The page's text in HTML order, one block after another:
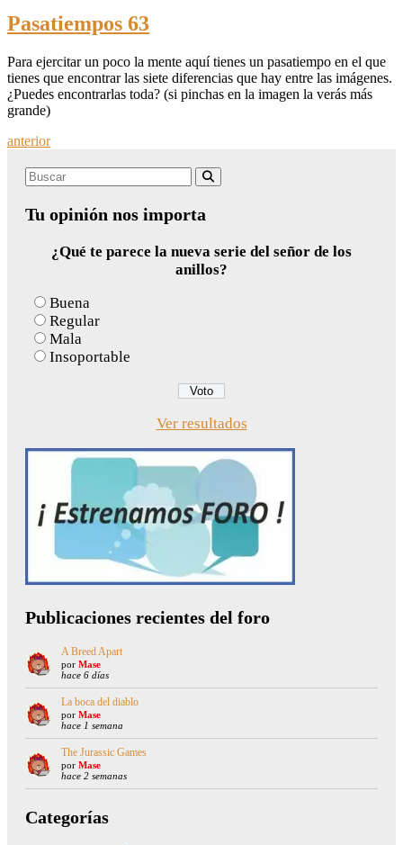
Pasatiempos 63
Para ejercitar un poco la mente aquí tienes un pasatiempo en el que
tienes que encontrar las siete diferencias que hay entre las imágenes.
¿Puedes encontrarlas toda? (si pinchas en la imagen la verás más
grande)
Posts
navigation
anterior
Search
Tu opinión nos importa
¿Qué te parece la nueva serie del señor de los
anillos?
Buena
Regular
Mala
Insoportable
Ver resultados
Publicaciones recientes del foro
A Breed Apart
por Mase
hace 6 días
La boca del diablo
por Mase
hace 1 semana
The Jurassic Games
por Mase
hace 2 semanas
Categorías